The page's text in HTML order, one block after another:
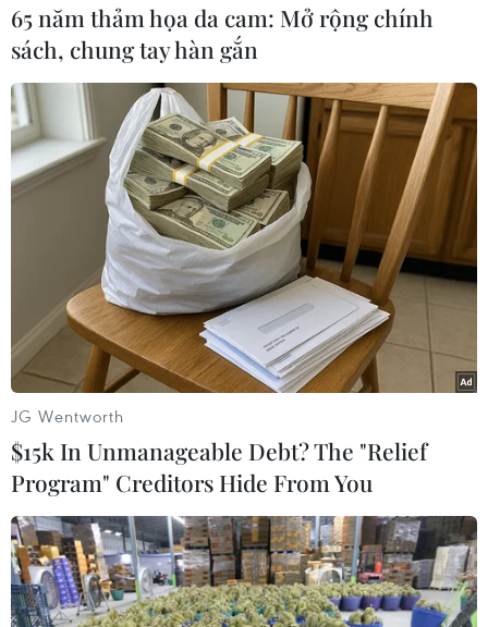
Djokovic sớm giành vé vào bán kết ATP
World Tour Finals
16/11/2016 00:42
Novak Djokovic đã ghi tên mình vào vòng bán kết ATP
World Tour Finals 2016 sớm một trận đấu sau chiến
thắng vất vả 7-6, 7-6 trước Milos Raonic ở bảng đấu
mang tên Ivan Lendl.
65 năm thảm họa da cam: Mở rộng chính
sách, chung tay hàn gắn
JG Wentworth
$15k In Unmanageable Debt? The "Relief
Program" Creditors Hide From You